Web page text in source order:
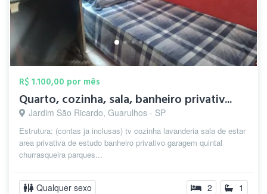
R$ 1.100,00 por mês
Quarto, cozinha, sala, banheiro privativ...
Jardim São Ricardo, Guarulhos - SP
Estrutura: (contas ja inclusas) tv cozinha lavanderia sala de estar
area privativa de estudo banheiro privativo garagem quintal
churrasqueira parques...
Qualquer sexo 2 1